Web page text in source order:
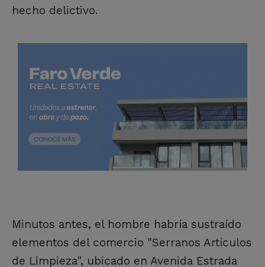
hecho delictivo.
Minutos antes, el hombre habría sustraído
elementos del comercio "Serranos Artículos
de Limpieza", ubicado en Avenida Estrada